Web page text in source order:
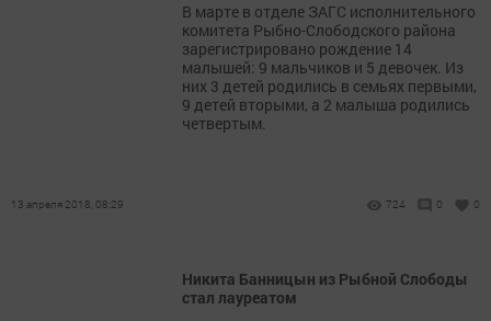
В марте в отделе ЗАГС исполнительного
комитета Рыбно-Слободского района
зарегистрировано рождение 14
малышей: 9 мальчиков и 5 девочек. Из
них 3 детей родились в семьях первыми,
9 детей вторыми, а 2 малыша родились
четвертым.
13 апреля 2018, 08:29 724 0 0
Никита Банницын из Рыбной Слободы
стал лауреатом